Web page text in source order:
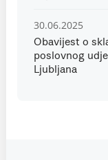
30.06.2025
Obavijest o
poslovnog
Ljubljana